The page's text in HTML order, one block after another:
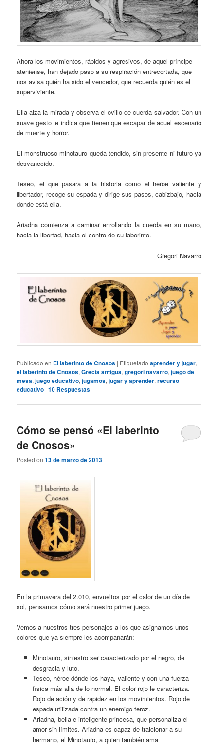
Ahora los movimientos, rápidos y agresivos, de aquel príncipe
ateniense, han dejado paso a su respiración entrecortada, que
nos avisa quién ha sido el vencedor, que recuerda quién es el
superviviente.
Ella alza la mirada y observa el ovillo de cuerda salvador. Con un
suave gesto le indica que tienen que escapar de aquel escenario
de muerte y horror.
El monstruoso minotauro queda tendido, sin presente ni futuro ya
desvanecido.
Teseo, el que pasará a la historia como el héroe valiente y
libertador, recoge su espada y dirige sus pasos, cabizbajo, hacia
donde está ella.
Ariadna comienza a caminar enrollando la cuerda en su mano,
hacia la libertad, hacia el centro de su laberinto.
Gregori Navarro
Publicado en El laberinto de Cnosos | Etiquetado aprender y jugar,
el laberinto de Cnosos,Grecia antigua,gregori navarro,juego de
mesa,juego educativo,jugamos,jugar y aprender,recurso
educativo |10 Respuestas
Cómo se pensó «El laberinto
de Cnosos»
Posted on13 de marzo de 2013
En la primavera del 2.010, envueltos por el calor de un día de
sol, pensamos cómo será nuestro primer juego.
Vemos a nuestros tres personajes a los que asignamos unos
colores que ya siempre les acompañarán:
Minotauro, siniestro ser caracterizado por el negro, de
desgracia y luto.
Teseo, héroe dónde los haya, valiente y con una fuerza
física más allá de lo normal. El color rojo le caracteriza.
Rojo de ación y de rapidez en los movimientos. Rojo de
espada utilizada contra un enemigo feroz.
Ariadna, bella e inteligente princesa, que personaliza el
amor sin límites. Ariadna es capaz de traicionar a su
hermano, el Minotauro, a quien también ama